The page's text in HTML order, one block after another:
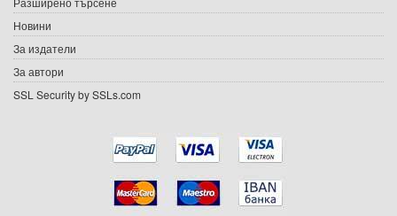
Подаръци
Ваучери
Новини
За издатели
За автори
SSL Security by SSLs.com